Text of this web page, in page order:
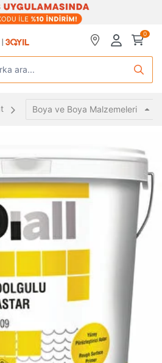
0
ara...
Boya ve Boya Malzemeleri